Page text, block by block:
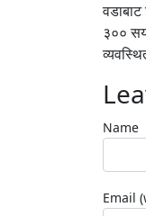
३००
Name
Email